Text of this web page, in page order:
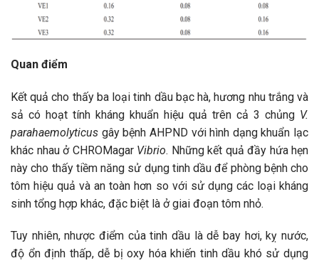
Quan điểm
Kết quả cho thấy ba loại tinh dầu bạc hà, hương nhu trắng và
sả có hoạt tính kháng khuẩn hiệu quả trên cả 3 chủng V.
parahaemolyticus gây bệnh AHPND với hình dạng khuẩn lạc
khác nhau ở CHROMagar Vibrio. Những kết quả đầy hứa hẹn
này cho thấy tiềm năng sử dụng tinh dầu để phòng bệnh cho
tôm hiệu quả và an toàn hơn so với sử dụng các loại kháng
sinh tổng hợp khác, đặc biệt là ở giai đoạn tôm nhỏ.
Tuy nhiên, nhược điểm của tinh dầu là dễ bay hơi, kỵ nước,
độ ổn định thấp, dễ bị oxy hóa khiến tinh dầu khó sử dụng